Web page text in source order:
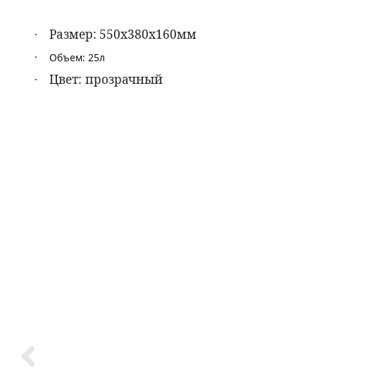
· Размер: 550x380x160мм
·
Объем: 25л
·
Цвет: прозрачный